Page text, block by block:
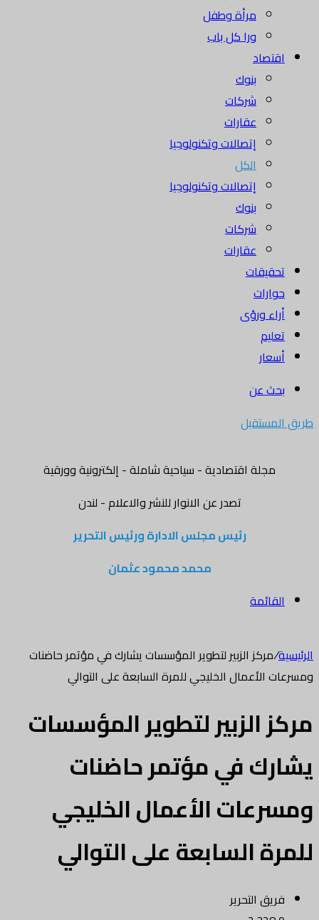
مرأة وطفل
ورا كل باب
اقتصاد
بنوك
شركات
عقارات
إتصالات وتكنولوجيا
الكل
إتصالات وتكنولوجيا
بنوك
شركات
عقارات
تحقيقات
حوارات
أراء ورؤى
تعليم
أسعار
بحث عن
طريق المستقبل
مجلة اقتصادية - سياحية شاملة - إلكترونية وورقية
تصدر عن الانوار للنشر والاعلام - لندن
رئيس مجلس الادارة ورئيس التحرير
محمد محمود عثمان
القائمة
الرئيسية/مركز الزبير لتطوير المؤسسات يشارك في مؤتمر حاضنات
ومسرعات الأعمال الخليجي للمرة السابعة على التوالي
مركز الزبير لتطوير المؤسسات
يشارك في مؤتمر حاضنات
ومسرعات الأعمال الخليجي
للمرة السابعة على التوالي
فريق التحرير